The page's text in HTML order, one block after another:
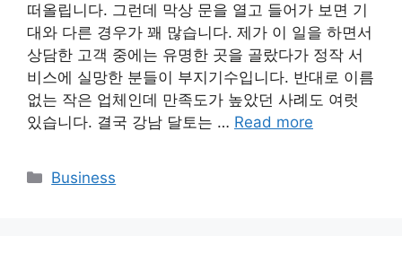
떠올립니다. 그런데 막상 문을 열고 들어가 보면 기
대와 다른 경우가 꽤 많습니다. 제가 이 일을 하면서
상담한 고객 중에는 유명한 곳을 골랐다가 정작 서
비스에 실망한 분들이 부지기수입니다. 반대로 이름
없는 작은 업체인데 만족도가 높았던 사례도 여럿
있습니다. 결국 강남 달토는 … Read more
Categories
Business